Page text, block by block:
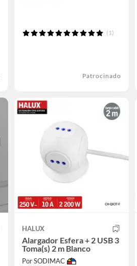
(1)
Patrocinado
HALUX
Alargador Esfera + 2 USB 3
Toma(s) 2 m Blanco
Por SODIMAC